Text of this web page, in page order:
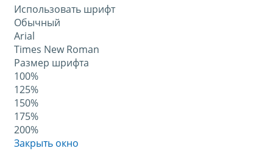
Использовать шрифт
Обычный
Arial
Times New Roman
Размер шрифта
100%
125%
150%
175%
200%
Закрыть окно